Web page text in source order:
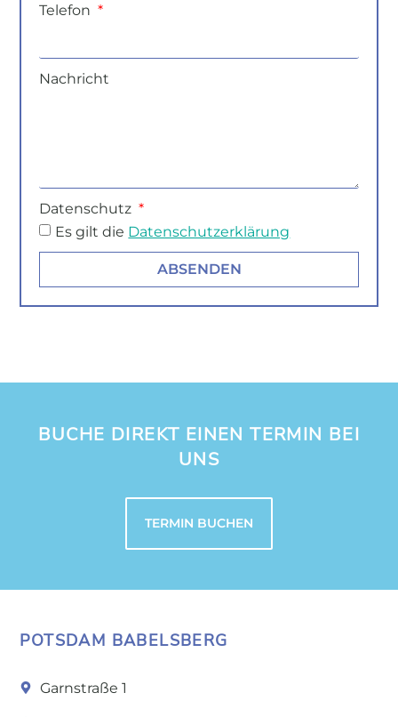
Telefon
Nachricht
Datenschutz
Es gilt die Datenschutzerklärung
ABSENDEN
BUCHE DIREKT EINEN TERMIN BEI
UNS
TERMIN BUCHEN
POTSDAM BABELSBERG
Garnstraße 1